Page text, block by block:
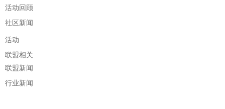
活动回顾
社区新闻
活动
联盟相关
联盟新闻
行业新闻